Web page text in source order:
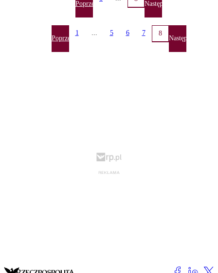
Poprzednia Następna
Poprzednia
1 5 6 7 8
Następna